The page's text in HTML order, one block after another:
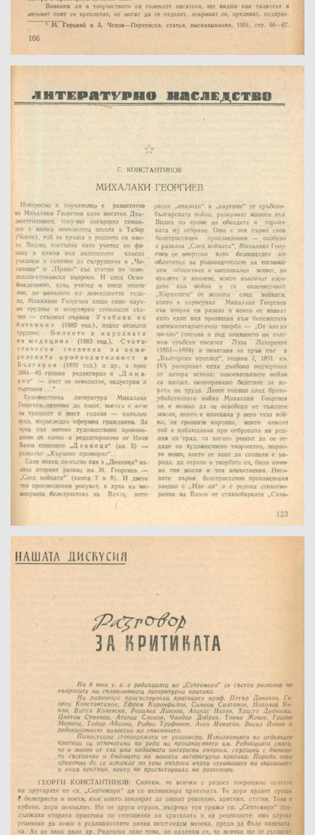
Име на изданието:
Година:
Номер:
Град на издаване:
Страници от-до:
Държател:
Забележка:
Име на изданието:
Година:
Номер:
Град на издаване:
Страници от-до: